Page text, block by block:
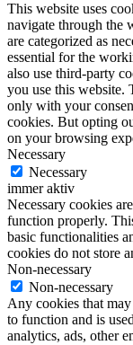
This website uses
navigate through the
are categorized as
essential for the
also use third-party
you use this website.
only with your
cookies. But opting
on your browsing
Necessary
Necessary
immer aktiv
Necessary cookies
function properly.
basic functionalities
cookies do not store
Non-necessary
Non-necessary
Any cookies that
to function and is
analytics, ads, other